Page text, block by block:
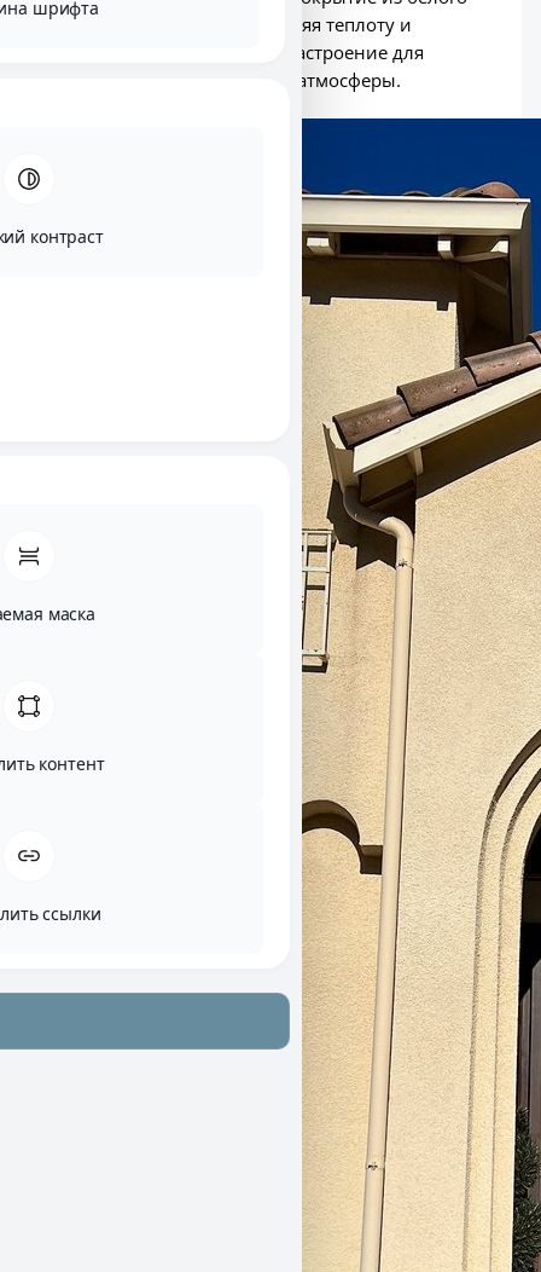
дуба объединяет дом, добавляя теплоту и
преемственность, создавая настроение для
мрачной, но приглашающей атмосферы.
шрифта
контраст
маска
контент
ссылки